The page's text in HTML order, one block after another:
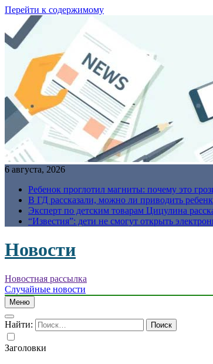
Перейти к содержимому
6 августа, 2026
Ребенок проглотил магниты: почему это
В ГД рассказали, можно ли приводить
Эксперт по детским товарам Цицулина
“Известия”: дети не смогут открыть
Новости
Новостная рассылка
Случайные новости
Меню
Найти:
Заголовки